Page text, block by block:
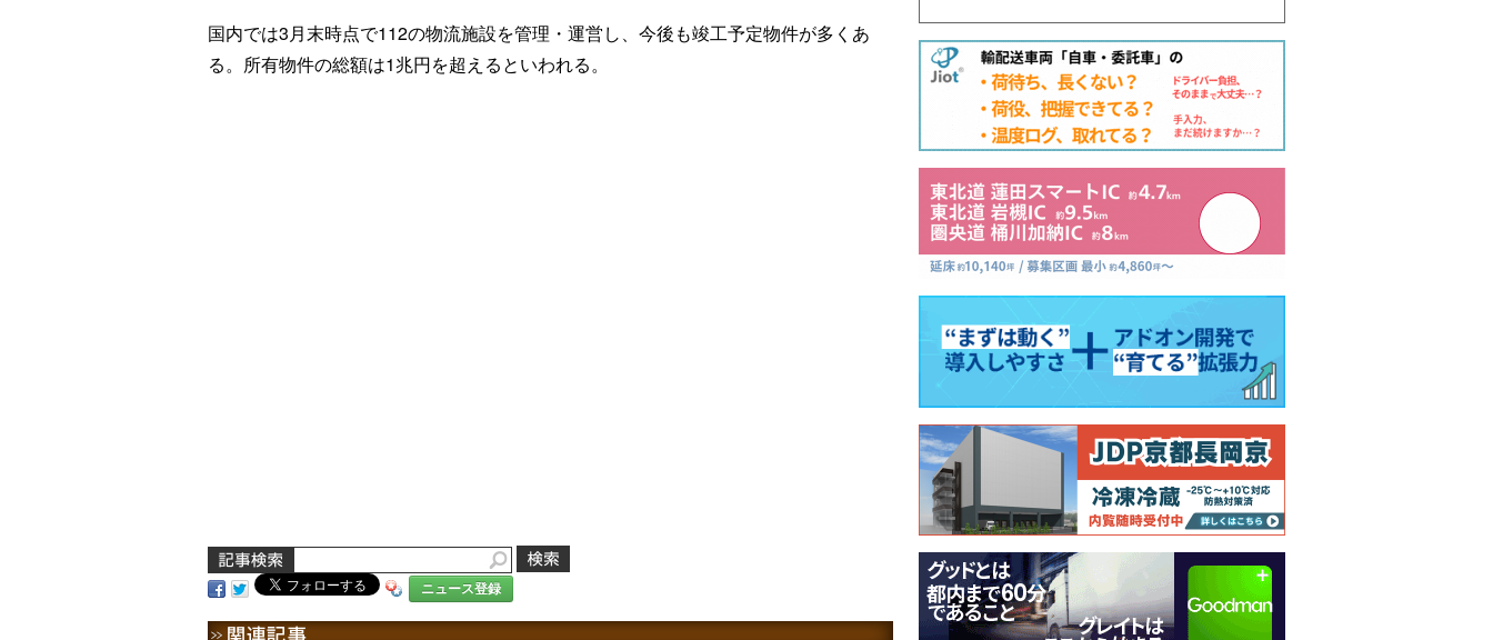
国内では3月末時点で112の物流施設を管理・運営し、今後も竣工予定物件が多くあ
る。所有物件の総額は1兆円を超えるといわれる。
ニュース登録